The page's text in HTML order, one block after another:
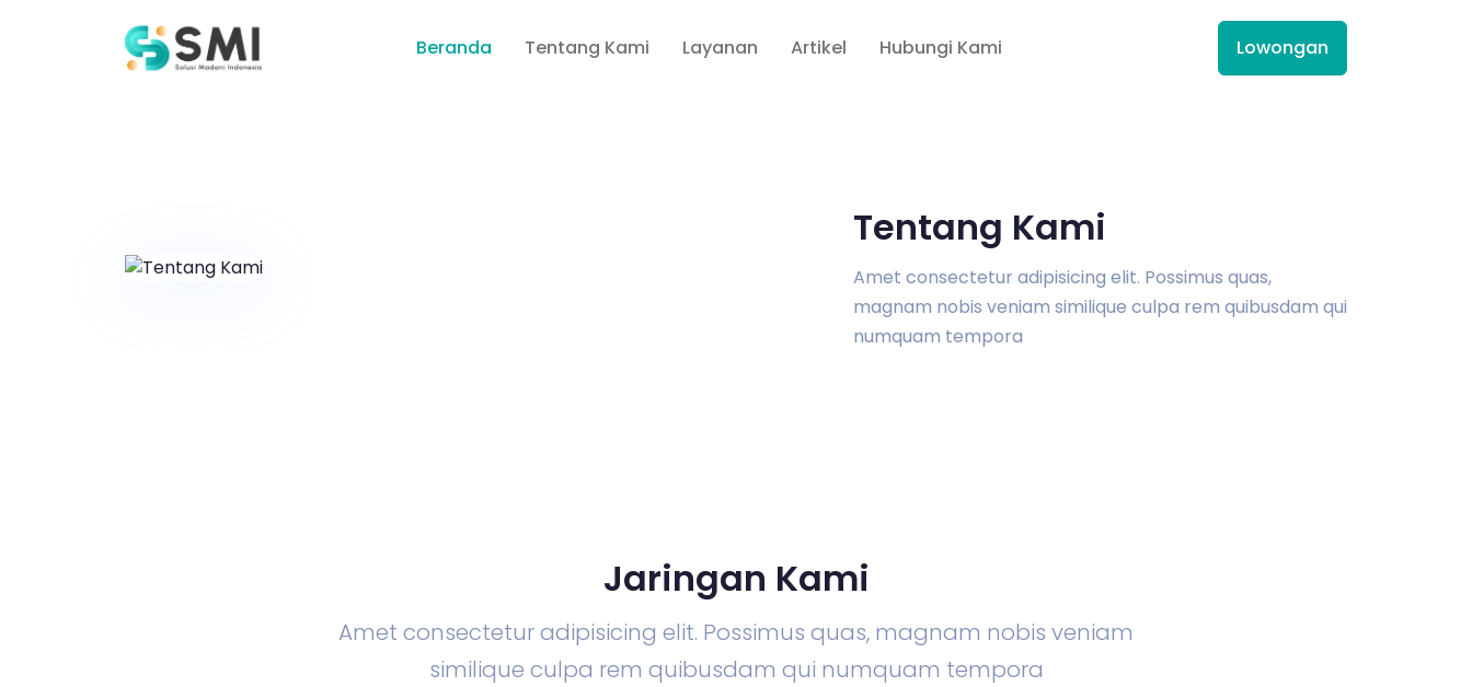
Beranda Tentang Kami Layanan Artikel Hubungi Kami Lowongan
Tentang Kami
Amet consectetur adipisicing elit. Possimus quas,
magnam nobis veniam similique culpa rem quibusdam qui
numquam tempora
Jaringan Kami
Amet consectetur adipisicing elit. Possimus quas, magnam nobis veniam
similique culpa rem quibusdam qui numquam tempora